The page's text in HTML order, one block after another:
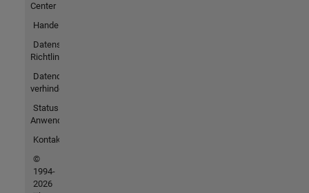
Center
Handelsmarken
Datenschutz-
Richtlinien
Datendiebstahl
verhindern
Status von
Anwendungen
Kontakt
©
1994-
2026